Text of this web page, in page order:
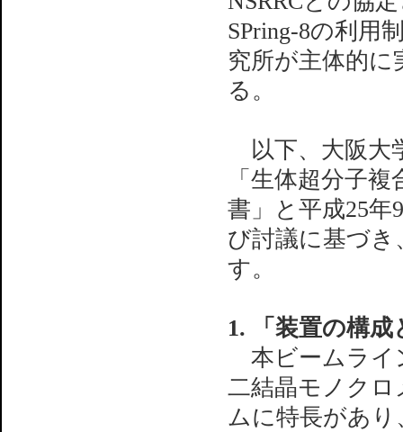
SPring-8の利用
究所が主体的
る。
以下、大阪大
「生体超分子
書」と平成25年
び討議に基づ
す。
1. 「装置の構
本ビームライ
二結晶モノク
ムに特長があ